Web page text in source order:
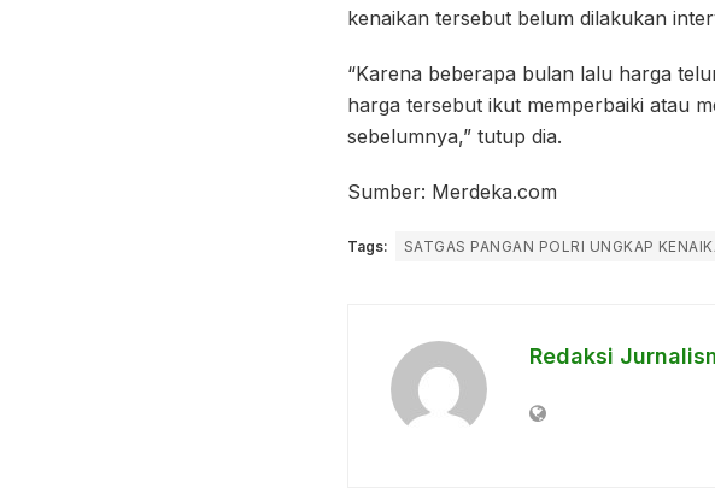
kenaikan tersebut belum dilakukan
“Karena beberapa bulan lalu harga
harga tersebut ikut memperbaiki atau
sebelumnya,” tutup dia.
Sumber: Merdeka.com
Tags: SATGAS PANGAN POLRI UNGKAP
Redaksi